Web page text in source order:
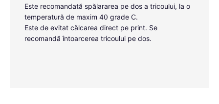
Este recomandată spălararea pe dos a tricoului, la o
temperatură de maxim 40 grade C.
Este de evitat călcarea direct pe print. Se
recomandă întoarcerea tricoului pe dos.